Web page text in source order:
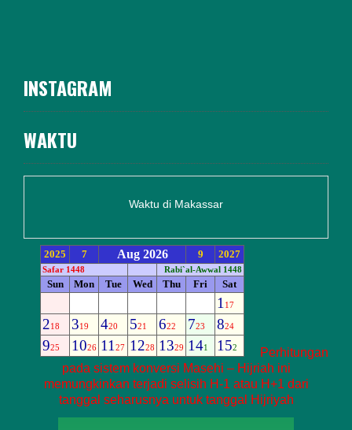
INSTAGRAM
WAKTU
Waktu di Makassar
Perhitungan
pada sistem konversi Masehi – Hijriah ini
memungkinkan terjadi selisih H-1 atau H+1 dari
tanggal seharusnya untuk tanggal Hijriyah